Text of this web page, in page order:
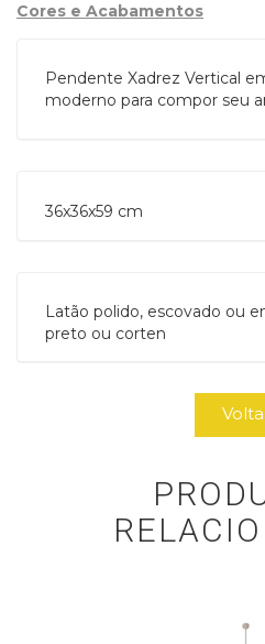
Cores e Acabamentos
Pendente Xadrez Vertical
moderno para compor seu
36x36x59 cm
Latão polido, escovado ou
preto ou corten